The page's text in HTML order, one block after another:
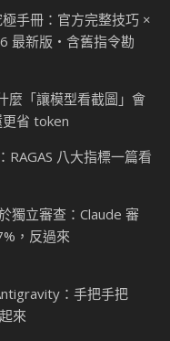
手冊：官方完整技巧 ×
最新版・含舊指令勘
麼「讓模型看截圖」會
省 token
RAGAS 八大指標一篇看
獨立審查：Claude 審
，反過來
：手把手把
來